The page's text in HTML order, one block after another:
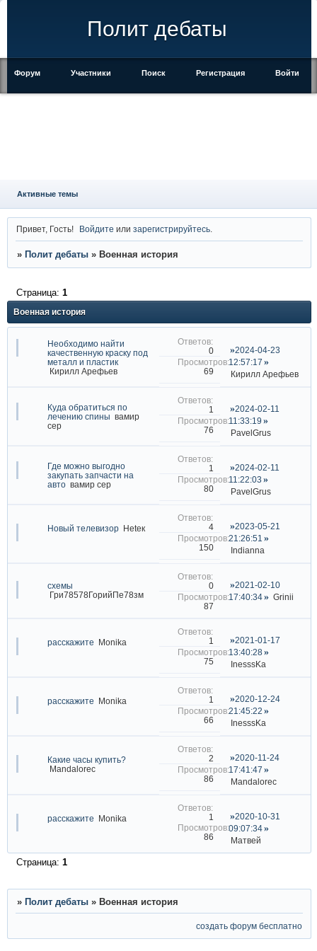
Полит дебаты
Форум Участники Поиск Регистрация Войти
Активные темы
Привет, Гость! Войдите илизарегистрируйтесь
» Полит дебаты » Военная история
Военная история
Страница: 1
Необходимо найти
качественную краску под
металл и пластик
Кирилл Арефьев
0
69
2024-04-23
12:57:17
Кирилл Арефьев
Куда обратиться по
лечению спины вамир
сер
1
76
2024-02-11
11:33:19
PavelGrus
Где можно выгодно
закупать запчасти на
авто вамир сер
1
80
2024-02-11
11:22:03
PavelGrus
Новый телевизор Heteк 4
150
2023-05-21
21:26:51
Indianna
схемы
Гри78578ГорийПе78зм
0
87
2021-02-10
17:40:34
Grinii
расскажите Monika 1
75
2021-01-17
13:40:28
InesssKa
расскажите Monika 1
66
2020-12-24
21:45:22
InesssKa
Какие часы купить?
Mandalorec
2
86
2020-11-24
17:41:47
Mandalorec
расскажите Monika 1
86
2020-10-31
09:07:34
Матвей
Страница: 1
» Полит дебаты » Военная история
создать форум бесплатно